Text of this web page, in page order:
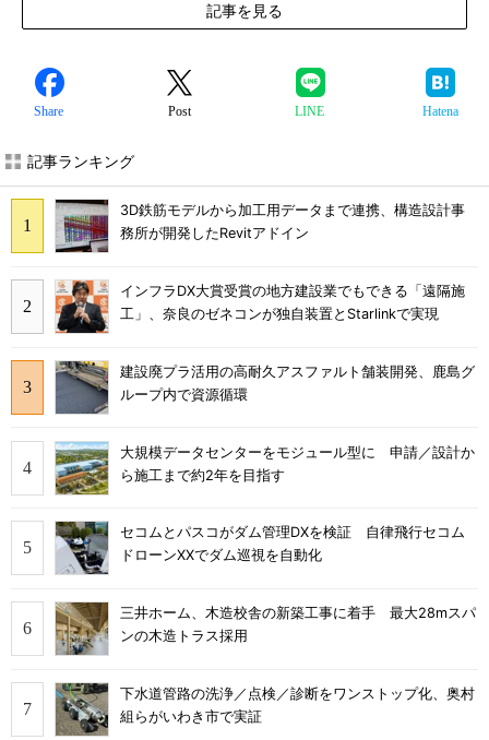
記事を見る
Share Post LINE Hatena
記事ランキング
3D鉄筋モデルから加工用データまで連携、構造設計事
務所が開発したRevitアドイン
インフラDX大賞受賞の地方建設業でもできる「遠隔施
工」、奈良のゼネコンが独自装置とStarlinkで実現
建設廃プラ活用の高耐久アスファルト舗装開発、鹿島グ
ループ内で資源循環
大規模データセンターをモジュール型に 申請／設計か
ら施工まで約2年を目指す
セコムとパスコがダム管理DXを検証 自律飛行セコム
ドローンXXでダム巡視を自動化
三井ホーム、木造校舎の新築工事に着手 最大28mスパ
ンの木造トラス採用
下水道管路の洗浄／点検／診断をワンストップ化、奥村
組らがいわき市で実証